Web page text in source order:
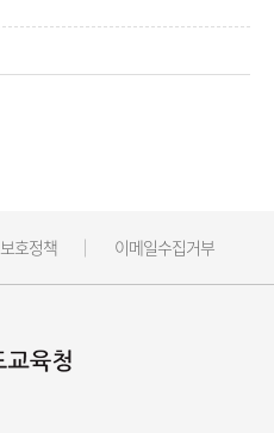
호정책 이메일수집거부